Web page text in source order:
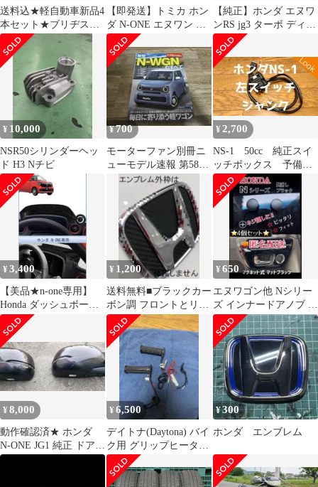
送料込★軽自動車新品4
本セット★ブリヂスト
ン155/65R14+JP209★
【即発送】トミカ ホン
ダ N-ONE エヌワン レ
ッド 赤 軽自動車
【純正】ホンダ エヌワ
ンRS jg3 ターボ ディス
クブレーキセット（左
右）
¥ 10,000
NSR50シリンダーヘッ
ド H3 Nチビ
¥700
モーターファン別冊ニ
ューモデル速報 第588
弾 新型N-WGNのすべ
¥ 2,700
NS-1 50cc 純正スイ
ッチボックス 予備パ
ーツ 加工用パーツ
ホンダ
¥3,400
【美品★n-one専用】
Honda ダッシュボード
スマホホルダー
¥ 1,200
送料無料■ブラックカー
ボン調 フロントとリア
のセット N-ONE JG1
JG2
¥650
エヌワゴン他 Nシリー
ズ インナードアノブ ネ
ジ隠し マグネット 匿名
配送
¥8,000
動作確認済★ ホンダ
N-ONE JG1 純正 ドアミ
ラー 左右セット
¥6,500
デイトナ(Daytona) バイ
ク用 グリップヒータ
ー スクーターなど
送料込み
¥300
ホンダ エンブレム